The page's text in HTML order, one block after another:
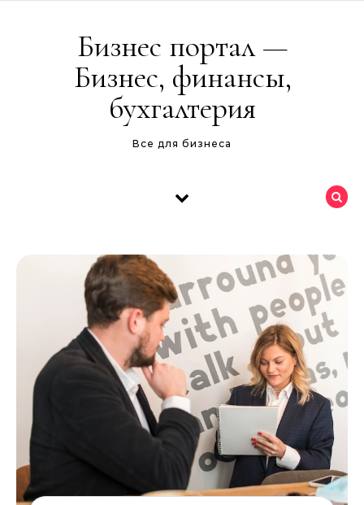
Бизнес портал —
Бизнес, финансы,
бухгалтерия
Все для бизнеса